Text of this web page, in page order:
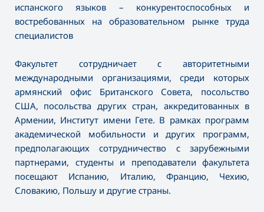
испанского языков – конкурентоспособных и
востребованных на образовательном рынке труда
специалистов
Факультет сотрудничает с авторитетными
международными организациями, среди которых
армянский офис Британского Совета, посольство
США, посольства других стран, аккредитованных в
Армении, Институт имени Гете. В рамках программ
академической мобильности и других программ,
предполагающих сотрудничество с зарубежными
партнерами, студенты и преподаватели факультета
посещают Испанию, Италию, Францию, Чехию,
Словакию, Польшу и другие страны.